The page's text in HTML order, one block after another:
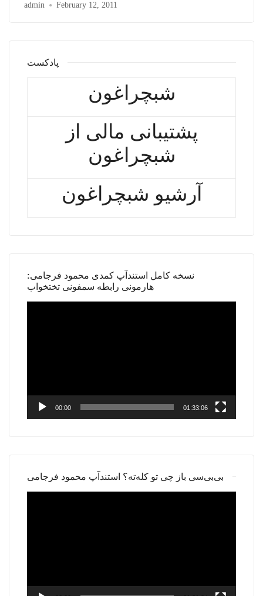
admin February 12, 2011
پادکست
شبچراغون
پشتیبانی مالی از
شبچراغون
آرشیو شبچراغون
نسخه کامل استندآپ کمدی محمود فرجامی:
هارمونی رابطه سمفونی تختخواب
00:00 01:33:06
بی‌بی‌سی باز چی تو کله‌ته؟ استندآپ محمود فرجامی